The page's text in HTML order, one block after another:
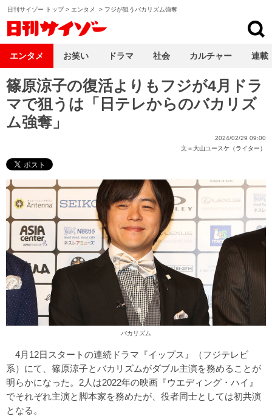
日刊サイゾー トップ> エンタメ > フジが狙うバカリズム強奪
篠原涼子の復活よりもフジが4月ドラ
マで狙うは「日テレからのバカリズ
ム強奪」
2024/02/29 09:00
文＝大山ユースケ（ライター）
バカリズム
4月12日スタートの連続ドラマ『イップス』（フジテレビ
系）にて、篠原涼子とバカリズムがダブル主演を務めることが
明らかになった。2人は2022年の映画『ウエディング・ハイ』
でそれぞれ主演と脚本家を務めたが、役者同士としては初共演
となる。
エンタメ お笑い ドラマ 社会 カルチャー 連載